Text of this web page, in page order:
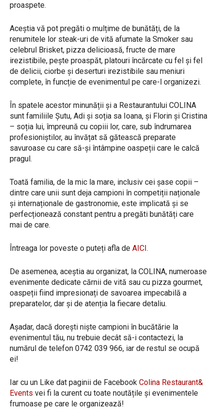
proaspete.
Aceștia vă pot pregăti o mulțime de bunătăți, de la
renumitele lor steak-uri de vită afumate la Smoker sau
celebrul Brisket, pizza delicioasă, fructe de mare
irezistibile, pește proaspăt, platouri încărcate cu fel și fel
de delicii, ciorbe și deserturi irezistibile sau meniuri
complete, în funcție de evenimentul pe care-l organizezi.
În spatele acestor minunății și a Restaurantului COLINA
sunt familiile Șutu, Adi și soția sa Ioana, și Florin și Cristina
– soția lui, împreună cu copiii lor, care, sub îndrumarea
profesioniștilor, au învățat să gătească preparate
savuroase cu care să-și întâmpine oaspeții care le calcă
pragul.
Toată familia, de la mic la mare, inclusiv cei șase copii –
dintre care unii sunt deja campioni în competiții naționale
și internaționale de gastronomie, este implicată și se
perfecționează constant pentru a pregăti bunătăți care
mai de care.
Întreaga lor poveste o puteți afla de AICI.
De asemenea, aceștia au organizat, la COLINA, numeroase
evenimente dedicate cărnii de vită sau cu pizza gourmet,
oaspeții fiind impresionați de savoarea impecabilă a
preparatelor, dar și de atenția la fiecare detaliu.
Așadar, dacă dorești niște campioni în bucătărie la
evenimentul tău, nu trebuie decât să-i contactezi, la
numărul de telefon 0742 039 966, iar de restul se ocupă
ei!
Iar cu un Like dat paginii de Facebook Colina Restaurant&
Events vei fi la curent cu toate noutățile și evenimentele
frumoase pe care le organizează!